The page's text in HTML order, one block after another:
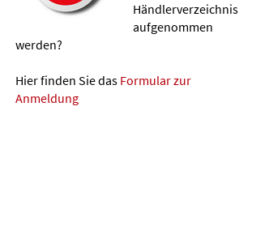
Händlerverzeichnis
aufgenommen
werden?
Hier finden Sie das Formular zur
Anmeldung